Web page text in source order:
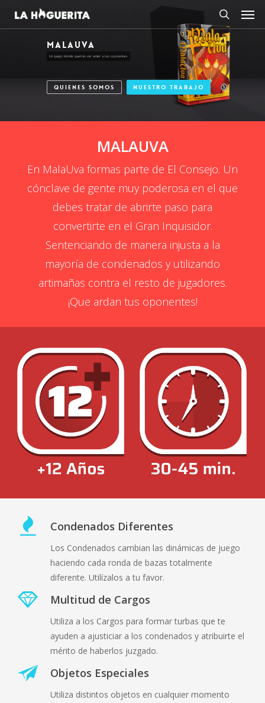
search
MALAUVA
Un juego donde querrás ver arder a tus oponentes.
QUIENES SOMOS NUESTRO TRABAJO
MALAUVA
En MalaUva formas parte de El Consejo. Un
cónclave de gente muy poderosa en el que
debes tratar de abrirte paso para
convertirte en el Gran Inquisidor.
Sentenciando de manera injusta a la
mayoría de condenados y utilizando
artimañas contra el resto de jugadores.
¡Que ardan tus oponentes!
Condenados Diferentes
Los Condenados cambian las dinámicas de juego
haciendo cada ronda de bazas totalmente
diferente. Utilízalos a tu favor.
Multitud de Cargos
Utiliza a los Cargos para formar turbas que te
ayuden a ajusticiar a los condenados y atribuirte el
mérito de haberlos juzgado.
Objetos Especiales
Utiliza distintos objetos en cualquier momento